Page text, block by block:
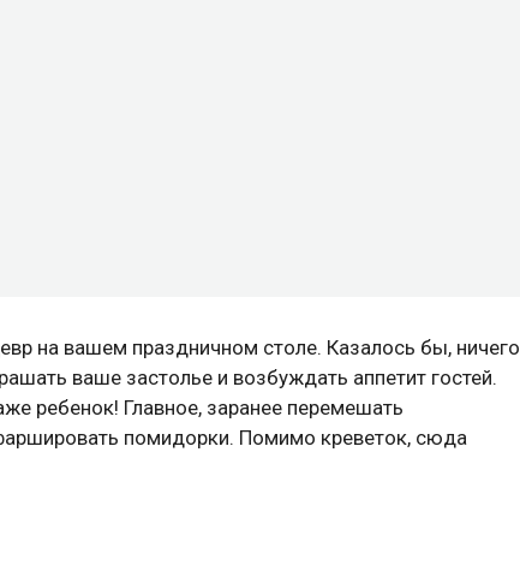
на вашем праздничном столе. Казалось бы, ничего
ваше застолье и возбуждать аппетит гостей.
ребенок! Главное, заранее перемешать
помидорки. Помимо креветок, сюда